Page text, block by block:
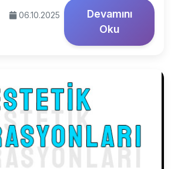
06.10.2025
Devamını
Oku